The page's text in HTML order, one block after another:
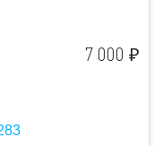
Подобрать7 000 ₽